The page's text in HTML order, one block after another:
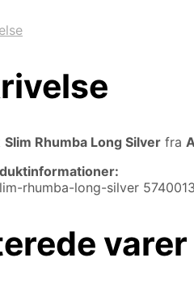
Slim Rhumba Long Silver fra
rhumba-long-silver
varer